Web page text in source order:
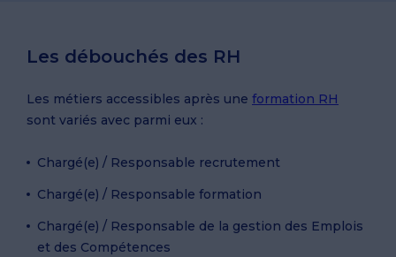
Les débouchés des RH
Les métiers accessibles après une formation RH
sont variés avec parmi eux :
Chargé(e) / Responsable recrutement
Chargé(e) / Responsable formation
Chargé(e) / Responsable de la gestion des Emplois
et des Compétences